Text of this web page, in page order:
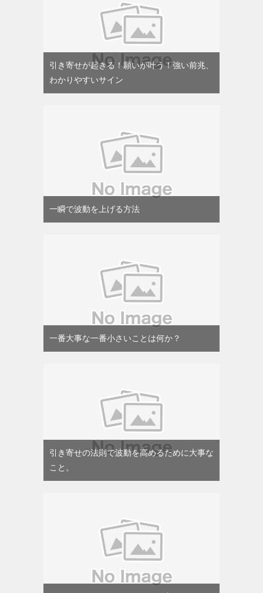
引き寄せが起きる！願いが叶う！強い前兆、
わかりやすいサイン
一瞬で波動を上げる方法
一番大事な一番小さいことは何か？
引き寄せの法則で波動を高めるために大事な
こと。